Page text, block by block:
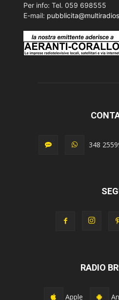
Per info: Tel. 059 698555
E-mail:
348
RADIO
Apple